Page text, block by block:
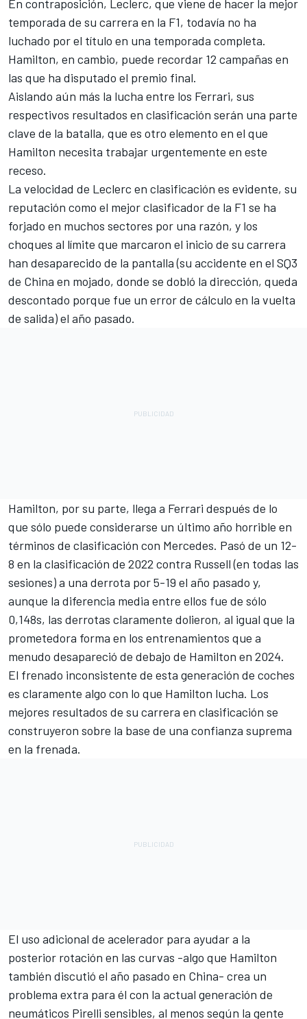
En contraposición, Leclerc, que viene de hacer la mejor
temporada de su carrera en la F1, todavía no ha
luchado por el título en una temporada completa.
Hamilton, en cambio, puede recordar 12 campañas en
las que ha disputado el premio final.
Aislando aún más la lucha entre los Ferrari, sus
respectivos resultados en clasificación serán una parte
clave de la batalla, que es otro elemento en el que
Hamilton necesita trabajar urgentemente en este
receso.
La velocidad de Leclerc en clasificación es evidente, su
reputación como el mejor clasificador de la F1 se ha
forjado en muchos sectores por una razón, y los
choques al límite que marcaron el inicio de su carrera
han desaparecido de la pantalla (su accidente en el SQ3
de China en mojado, donde se dobló la dirección, queda
descontado porque fue un error de cálculo en la vuelta
de salida) el año pasado.
Hamilton, por su parte, llega a Ferrari después de lo
que sólo puede considerarse un último año horrible en
términos de clasificación con Mercedes. Pasó de un 12-
8 en la clasificación de 2022 contra Russell (en todas las
sesiones) a una derrota por 5-19 el año pasado y,
aunque la diferencia media entre ellos fue de sólo
0,148s, las derrotas claramente dolieron, al igual que la
prometedora forma en los entrenamientos que a
menudo desapareció de debajo de Hamilton en 2024.
El frenado inconsistente de esta generación de coches
es claramente algo con lo que Hamilton lucha. Los
mejores resultados de su carrera en clasificación se
construyeron sobre la base de una confianza suprema
en la frenada.
El uso adicional de acelerador para ayudar a la
posterior rotación en las curvas -algo que Hamilton
también discutió el año pasado en China- crea un
problema extra para él con la actual generación de
neumáticos Pirelli sensibles, al menos según la gente